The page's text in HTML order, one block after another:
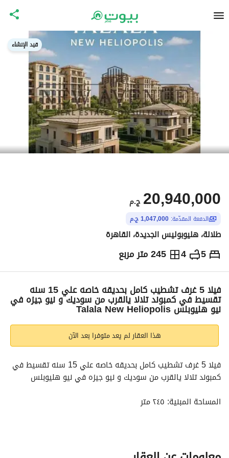
قيد الإنشاء
ج.م 20,940,000
الدفعة المقدّمة: 1,047,000 ج.م
طلالة، هليوبوليس الجديدة، القاهرة
5
4 245 متر مربع ج.م20,940,000
الاماكن القريبة فيلا 5 غرف تشطيب كامل بحديقه خاصه علي 15 سنه
تقسيط في كمبوند تلالا يالقرب من سوديك و نيو جيزه في
نيو هليوبلس Talala New Heliopolis
هذا العقار لم يعد متوفرا بعد الآن
كمبوند تلالا يالقرب من سوديك و نيو جيزه في نيو هليوبلس
المساحة المبنية: ٢٤٥ متر